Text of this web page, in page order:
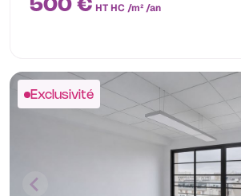
500 € HT HC /m² /an
Exclusivité